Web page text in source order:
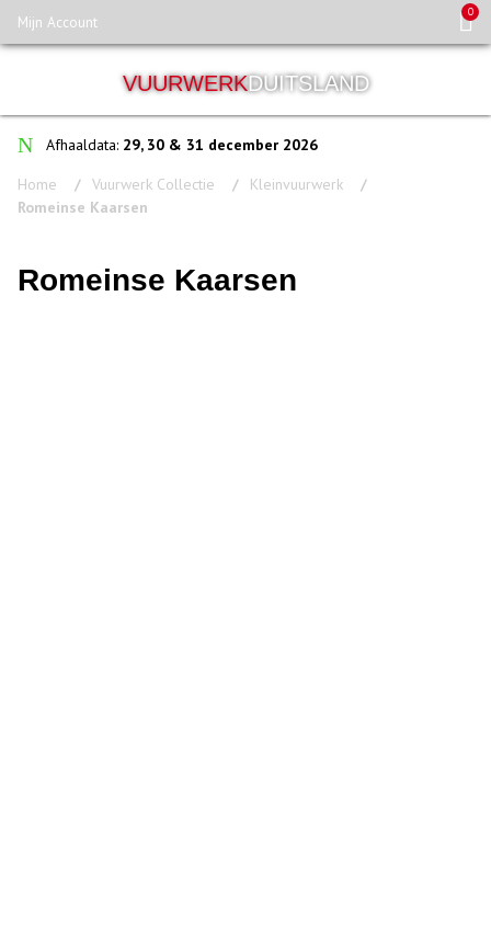
Mijn Account
0
VUURWERKDUITSLAND
Afhaaldata: 29, 30 & 31 december 2026
Home
Vuurwerk Collectie
Kleinvuurwerk
Romeinse Kaarsen
Romeinse Kaarsen